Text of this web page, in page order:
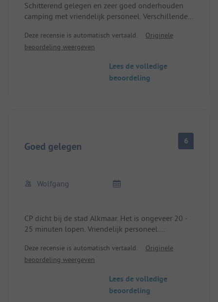
Schitterend gelegen en zeer goed onderhouden
camping met vriendelijk personeel. Verschillende
Verbinding met de kaasmarkt met de
"Bimmelbahn". De stad is te voet of met de fiets te
toiletconcept is interessant, hoewel de
schoonmaak van het sanitairgebouw voor
Deze recensie is automatisch vertaald.
Originele
beoordeling weergeven
Lees de volledige
beoordeling
Goed gelegen 6
Wolfgang
CP dicht bij de stad Alkmaar. Het is ongeveer 20 -
25 minuten lopen. Vriendelijk personeel.
restaurant op terrein. Voldoende ruimte voor
caravan + voortent (comfortplaats) /
Deze recensie is automatisch vertaald.
Originele
beoordeling weergeven
Lees de volledige
beoordeling